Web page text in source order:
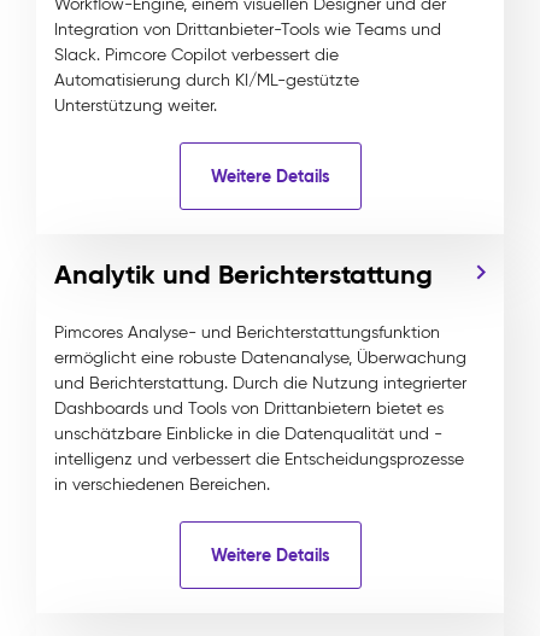
Workflow-Engine, einem visuellen Designer und der
Integration von Drittanbieter-Tools wie Teams und
Slack. Pimcore Copilot verbessert die
Automatisierung durch KI/ML-gestützte
Unterstützung weiter.
Weitere Details
Analytik und Berichterstattung
Pimcores Analyse- und Berichterstattungsfunktion
ermöglicht eine robuste Datenanalyse, Überwachung
und Berichterstattung. Durch die Nutzung integrierter
Dashboards und Tools von Drittanbietern bietet es
unschätzbare Einblicke in die Datenqualität und -
intelligenz und verbessert die Entscheidungsprozesse
in verschiedenen Bereichen.
Weitere Details